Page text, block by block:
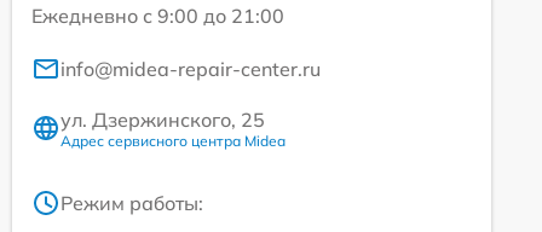
Ежедневно с 9:00 до 21:00
info@midea-repair-center.ru
ул. Дзержинского, 25
Адрес сервисного центра Midea
Режим работы: